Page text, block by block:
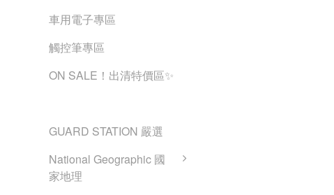
車用電子專區
觸控筆專區
ON SALE！出清特價區✨
GUARD STATION 嚴選
National Geographic 國
家地理